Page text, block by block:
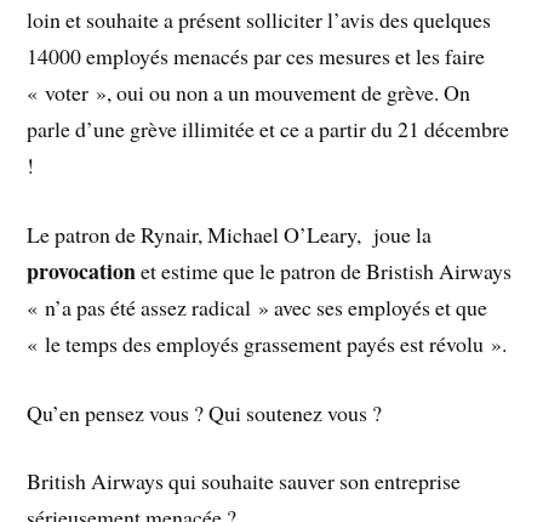
loin et souhaite a présent solliciter l’avis des quelques
14000 employés menacés par ces mesures et les faire
« voter », oui ou non a un mouvement de grève. On
parle d’une grève illimitée et ce a partir du 21 décembre
!
Le patron de Rynair, Michael O’Leary, joue la
provocationet estime que le patron de Bristish Airways
« n’a pas été assez radical » avec ses employés et que
« le temps des employés grassement payés est révolu ».
Qu’en pensez vous ? Qui soutenez vous ?
British Airways qui souhaite sauver son entreprise